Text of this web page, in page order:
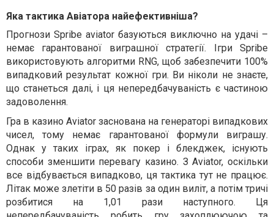
Яка тактика Авіатора найефективніша?
Прогнози Spribe aviator базуються виключно на удачі –
немає гарантованої виграшної стратегії. Ігри Spribe
використовують алгоритми RNG, щоб забезпечити 100%
випадковий результат кожної гри. Ви ніколи не знаєте,
що станеться далі, і ця непередбачуваність є частиною
задоволення.
Гра в казино Aviator заснована на генераторі випадкових
чисел, тому немає гарантованої формули виграшу.
Однак у таких іграх, як покер і блекджек, існують
способи зменшити перевагу казино. З Aviator, оскільки
все відбувається випадково, ця тактика тут не працює.
Літак може злетіти в 50 разів за один виліт, а потім тричі
розбитися на 1,01 рази наступного. Ця